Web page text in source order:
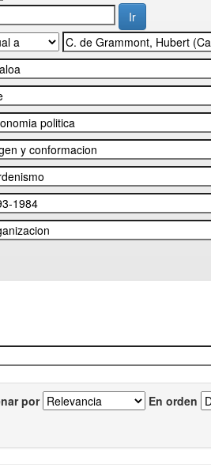
por En orden